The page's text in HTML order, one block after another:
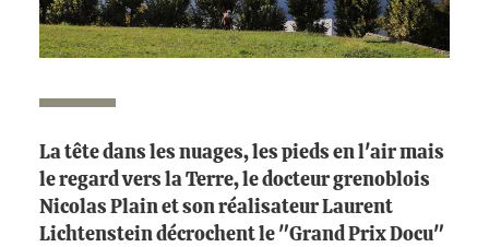
La tête dans les nuages, les pieds en l'air mais
le regard vers la Terre, le docteur grenoblois
Nicolas Plain et son réalisateur Laurent
Lichtenstein décrochent le "Grand Prix Docu"